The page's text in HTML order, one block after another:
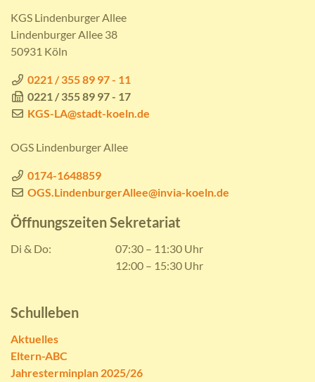
KGS Lindenburger Allee
Lindenburger Allee 38
50931 Köln
0221 / 355 89 97 - 11
0221 / 355 89 97 - 17
KGS-LA@stadt-koeln.de
OGS Lindenburger Allee
0174-1648859
OGS.LindenburgerAllee@invia-koeln.de
Öffnungszeiten Sekretariat
Di & Do:
07:30 – 11:30 Uhr
12:00 – 15:30 Uhr
Schulleben
Aktuelles
Eltern-ABC
Jahresterminplan 2025/26